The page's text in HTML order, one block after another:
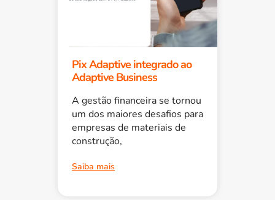
Pix Adaptive integrado ao
Adaptive Business
A gestão financeira se tornou
um dos maiores desafios para
empresas de materiais de
construção,
Saiba mais